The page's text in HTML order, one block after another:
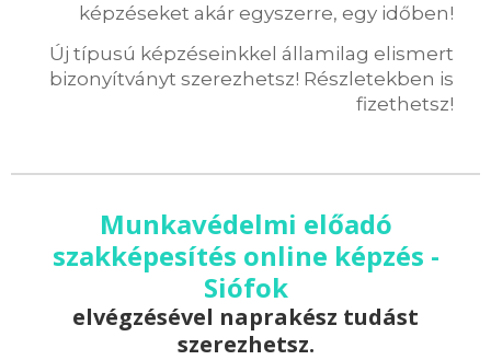
képzéseket akár egyszerre, egy időben!
Új típusú képzéseinkkel államilag elismert
bizonyítványt szerezhetsz! Részletekben is
fizethetsz!
Munkavédelmi előadó
szakképesítés online képzés -
Siófok
elvégzésével naprakész tudást
szerezhetsz.